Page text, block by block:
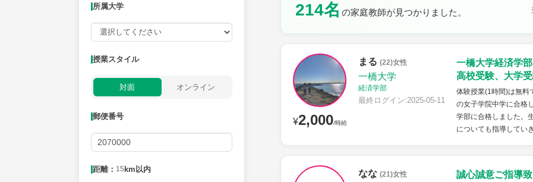
所属大学
授業スタイル
対面 オンライン
郵便番号
距離： 15 km以内
214名 の家庭教師が見つかりました。
¥2,000/時給
まる (22)女性
一橋大学
経済学部
最終ログイン:2025-05-11
一橋大学経済学
高校受験、大学
体験授業(1時間)は無料
の女子学院中学に合格
学部に合格しました。
についても指導してい
なな (21)女性
誠心誠意ご指導
授業可能日
月曜日 火曜日 日曜日
距離：15km以内